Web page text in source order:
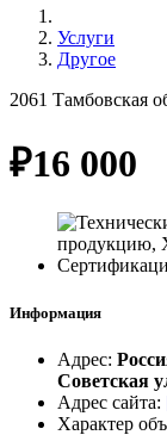
Услуги
Другое
2061 Тамбовская
₽16 000
Информация
Адрес:
Советская
Адрес сайта:
Характер